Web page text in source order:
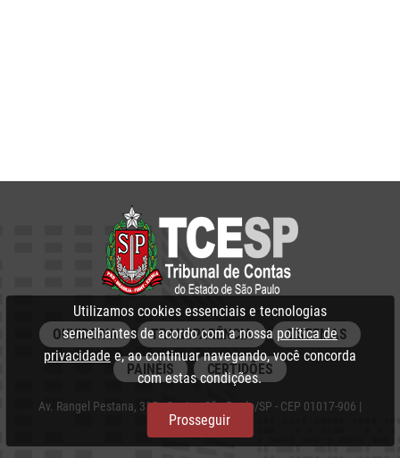
OUVIDORIA TRANSPARÊNCIA SISTEMAS
PAINÉIS CERTIDÕES
Av. Rangel Pestana, 315 - Centro, São Paulo/SP - CEP 01017-906 |
PABX: 3292‑3266
Utilizamos cookies essenciais e tecnologias
semelhantes de acordo com a nossa política de
privacidade e, ao continuar navegando, você concorda
com estas condições.
Prosseguir